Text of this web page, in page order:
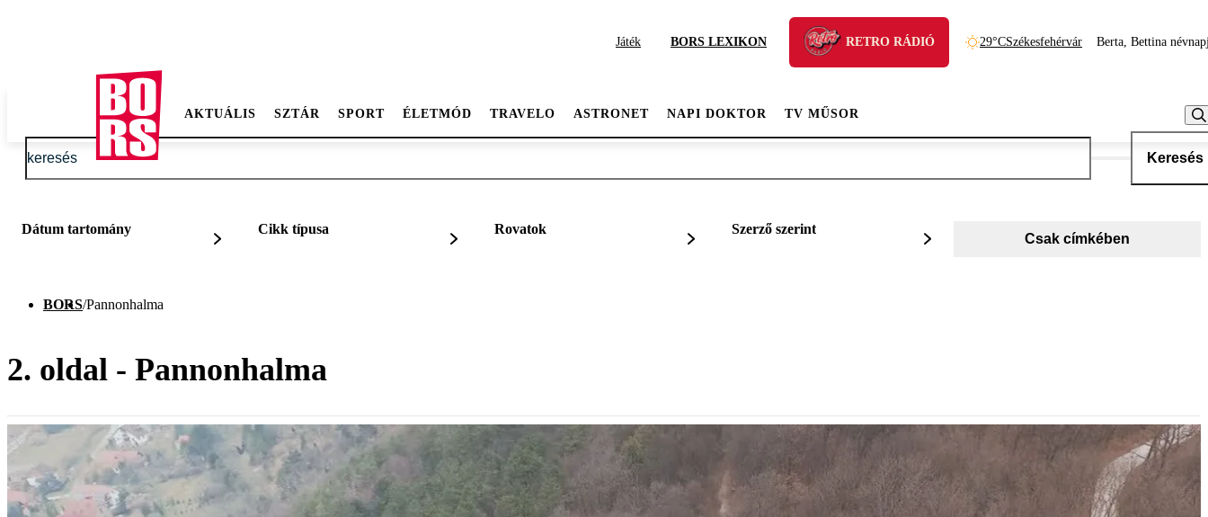
Játék BORS LEXIKON RETRO RÁDIÓ 29°CSzékesfehérvár Berta, Bettina
AKTUÁLIS SZTÁR SPORT ÉLETMÓD TRAVELO ASTRONET NAPI DOKTOR TV MŰSOR
Keresés
Dátum tartomány Cikk típusa Rovatok Szerző szerint
Csak címkében
BORS/Pannonhalma
2. oldal - Pannonhalma